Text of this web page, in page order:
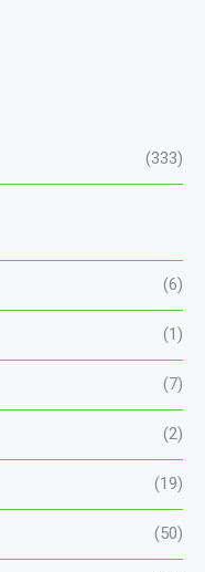
(333)
(6)
(1)
(7)
(2)
(19)
(50)